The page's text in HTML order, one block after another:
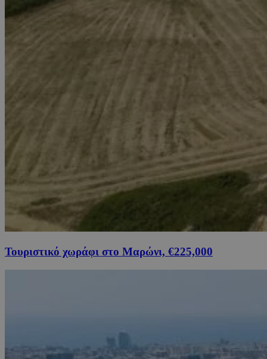
Τουριστικό χωράφι στο Μαρώνι, €225,000